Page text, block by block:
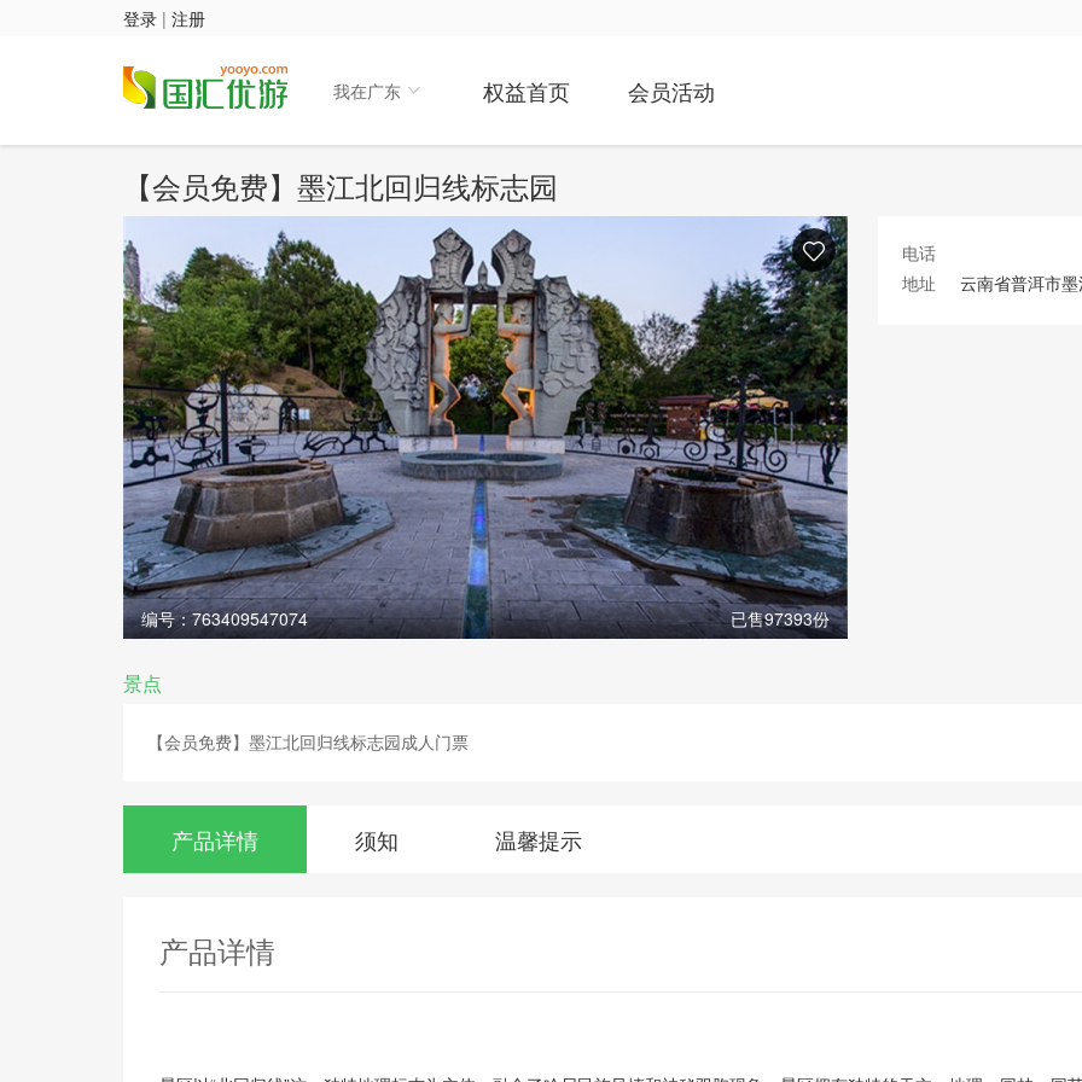
登录 | 注册
我在广东 权益首页 会员活动
【会员免费】墨江北回归线标志园
编号：763409547074 已售97393份
电话
地址
云南省普洱市
景点
【会员免费】墨江北回归线标志园成人门票
产品详情 须知 温馨提示
产品详情